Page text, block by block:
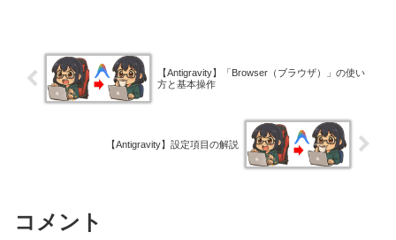
【Antigravity】「Browser（ブラウザ）」の使い
方と基本操作
【Antigravity】設定項目の解説
コメント